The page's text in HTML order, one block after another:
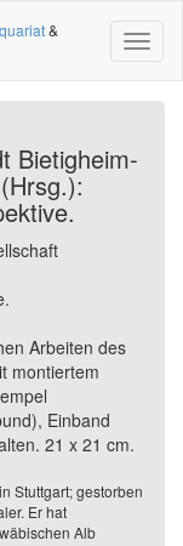
&
Bietigheim-
Arbeiten des
montiertem
Einband
21 x 21 cm.
Stuttgart; gestorben
Er hat
Alb